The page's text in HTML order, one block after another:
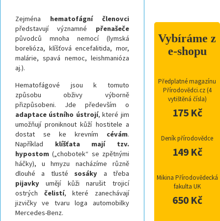
Zejména hematofágní členovci
představují významné přenašeče
původců mnoha nemocí (lymská
borelióza, klíšťová encefalitida, mor,
malárie, spavá nemoc, leishmanióza
aj.).
Hematofágové jsou k tomuto
způsobu obživy výborně
přizpůsobeni. Jde především o
adaptace ústního ústrojí, které jim
umožňují proniknout kůží hostitele a
dostat se ke krevním cévám.
Například klíšťata mají tzv.
hypostom („chobotek“ se zpětnými
háčky), u hmyzu nacházíme různě
dlouhé a tlusté sosáky a třeba
pijavky umějí kůži narušit trojicí
ostrých čelistí, které zanechávají
jizvičky ve tvaru loga automobilky
Mercedes-Benz.
Vybíráme z
e-shopu
Předplatné magazínu
Přírodovědci.cz (4
vytištěná čísla)
175 Kč
Deník přírodovědce
149 Kč
Mikina Přírodovědecká
fakulta UK
650 Kč